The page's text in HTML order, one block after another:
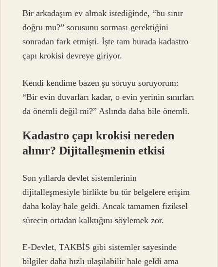
Bir arkadaşım ev almak istediğinde, “bu sınır
doğru mu?” sorusunu sorması gerektiğini
sonradan fark etmişti. İşte tam burada kadastro
çapı krokisi devreye giriyor.
Kendi kendime bazen şu soruyu soruyorum:
“Bir evin duvarları kadar, o evin yerinin sınırları
da önemli değil mi?” Aslında daha bile önemli.
Kadastro çapı krokisi nereden
alınır? Dijitalleşmenin etkisi
Son yıllarda devlet sistemlerinin
dijitalleşmesiyle birlikte bu tür belgelere erişim
daha kolay hale geldi. Ancak tamamen fiziksel
sürecin ortadan kalktığını söylemek zor.
E-Devlet, TAKBİS gibi sistemler sayesinde
bilgiler daha hızlı ulaşılabilir hale geldi ama